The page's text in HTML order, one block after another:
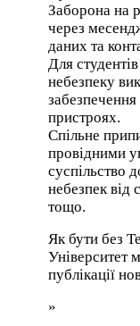
Заборона на
через
даних та
Для
небезпеку
пристроях.
Спільне
провідними
суспільство
небезпек від
тощо.
Як бути без
Університет
публікації
»